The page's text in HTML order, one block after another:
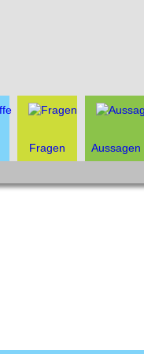
Fragen Aussagen